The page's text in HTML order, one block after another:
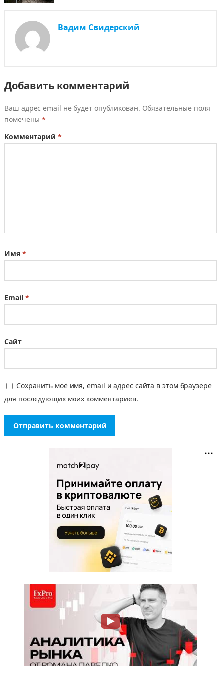
Вадим Свидерский
Добавить комментарий
Ваш адрес email не будет опубликован. Обязательные поля
помечены *
Комментарий *
Имя *
Email *
Сайт
Сохранить моё имя, email и адрес сайта в этом браузере
для последующих моих комментариев.